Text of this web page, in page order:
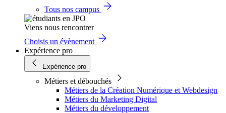
Tous nos campus
Viens nous rencontrer
Choisis un évènement
Expérience pro
Expérience pro
Métiers et débouchés
Métiers de la Création Numérique et Webdesign
Métiers du Marketing Digital
Métiers du développement